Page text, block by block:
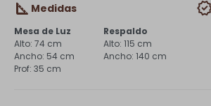
Medidas
Mesa de Luz
74 cm
54 cm
35 cm
Respaldo
115 cm
140 cm